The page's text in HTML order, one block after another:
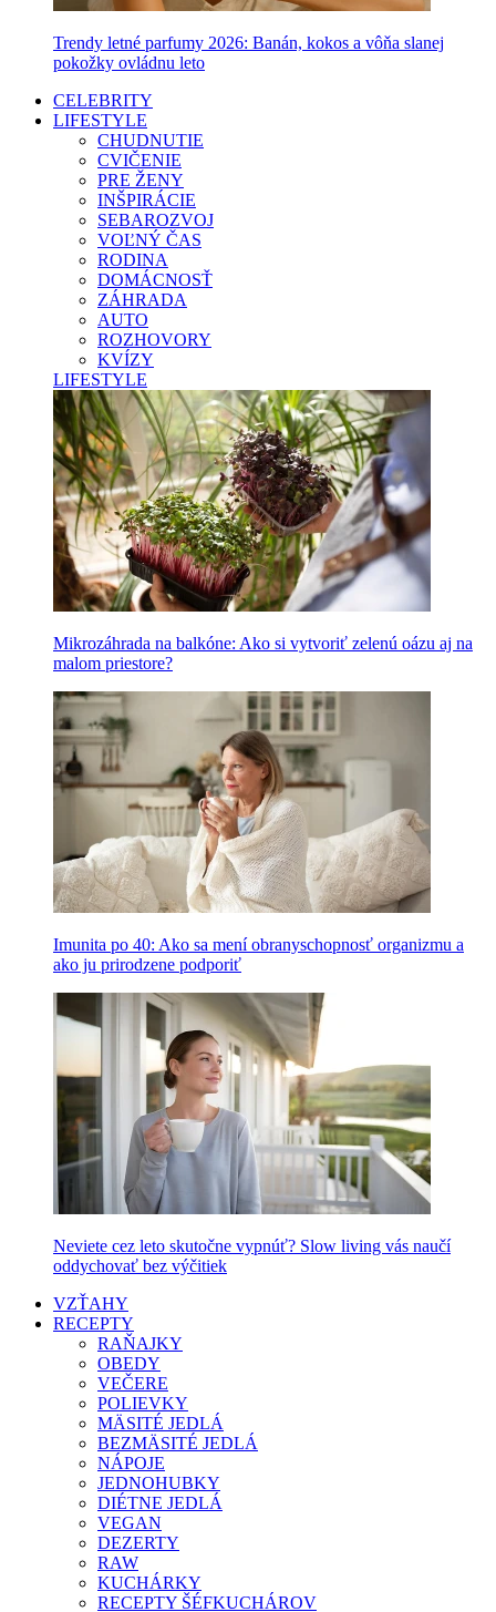
Trendy letné parfumy 2026: Banán, kokos a vôňa slanej
pokožky ovládnu leto
CELEBRITY
LIFESTYLE
CHUDNUTIE
CVIČENIE
PRE ŽENY
INŠPIRÁCIE
SEBAROZVOJ
VOĽNÝ ČAS
RODINA
DOMÁCNOSŤ
ZÁHRADA
AUTO
ROZHOVORY
KVÍZY
LIFESTYLE
Mikrozáhrada na balkóne: Ako si vytvoriť zelenú oázu aj na
malom priestore?
Imunita po 40: Ako sa mení obranyschopnosť organizmu a
ako ju prirodzene podporiť
Neviete cez leto skutočne vypnúť? Slow living vás naučí
oddychovať bez výčitiek
VZŤAHY
RECEPTY
RAŇAJKY
OBEDY
VEČERE
POLIEVKY
MÄSITÉ JEDLÁ
BEZMÄSITÉ JEDLÁ
NÁPOJE
JEDNOHUBKY
DIÉTNE JEDLÁ
VEGAN
DEZERTY
RAW
KUCHÁRKY
RECEPTY ŠÉFKUCHÁROV